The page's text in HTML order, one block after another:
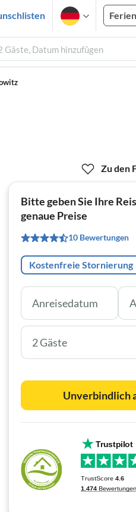
Gäste, Datum hinzufügen
Zu den
Bitte geben Sie Ihre
genaue Preise
10 Bewertungen
Kostenfreie Stornierung
2 Gäste
Unverbindlich